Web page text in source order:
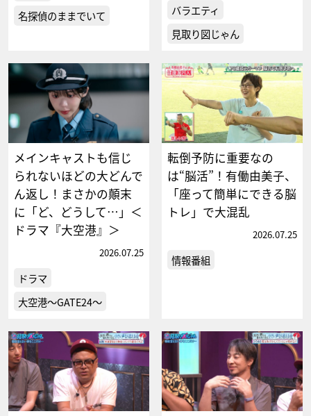
名探偵のままでいて
バラエティ
見取り図じゃん
メインキャストも信じ
られないほどの大どんで
ん返し！まさかの顛末
に「ど、どうして…」＜
ドラマ『大空港』＞
2026.07.25
ドラマ
大空港～GATE24～
転倒予防に重要なの
は“脳活”！有働由美子、
「座って簡単にできる脳
トレ」で大混乱
2026.07.25
情報番組